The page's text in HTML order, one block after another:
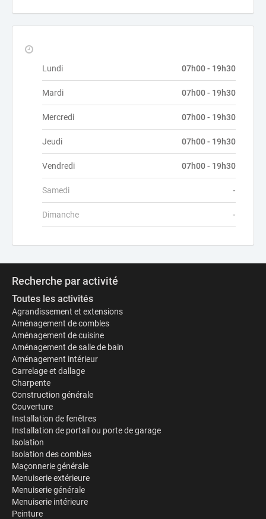
Lundi 07h00 - 19h30
Mardi 07h00 - 19h30
Mercredi 07h00 - 19h30
Jeudi 07h00 - 19h30
Vendredi 07h00 - 19h30
Samedi -
Dimanche -
Recherche par activité
Toutes les activités
Agrandissement et extensions
Aménagement de combles
Aménagement de cuisine
Aménagement de salle de bain
Aménagement intérieur
Carrelage et dallage
Charpente
Construction générale
Couverture
Installation de fenêtres
Installation de portail ou porte de garage
Isolation
Isolation des combles
Maçonnerie générale
Menuiserie extérieure
Menuiserie générale
Menuiserie intérieure
Peinture